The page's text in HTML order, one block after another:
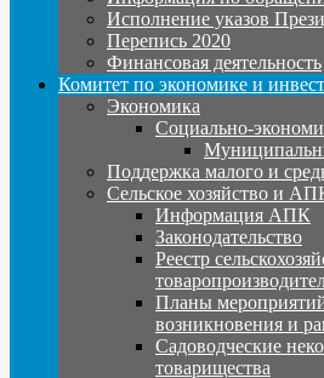
Исполнение указов
Перепись 2020
Финансовая деятельность
Комитет по экономике и
Экономика
Социально-
Поддержка малого и
Сельское хозяйство и
Информация АПК
Законодательство
Реестр
Планы
возникновения и
Садоводческие
товарищества